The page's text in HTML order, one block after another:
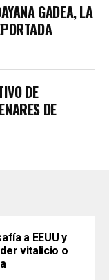
GADEA, LA
DE
DE
a EEUU y
vitalicio o